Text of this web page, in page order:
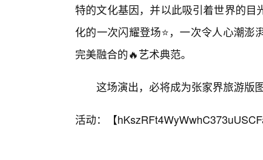
特的文化基因，并以此吸引着世界的
化的一次闪耀登场⭐，一次令人心潮
完美融合的🔥艺术典范。
这场演出，必将成为张家界旅游版
活动：【